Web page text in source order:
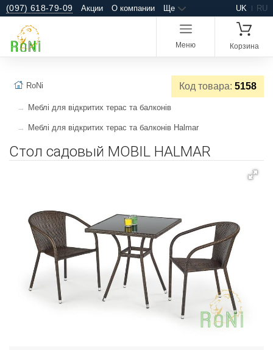
(097) 618-79-09 Акции О компании Ще UK RU
Меню Корзина
Код товара: 5158
RoNi
Меблі для відкритих терас та балконів
Меблі для відкритих терас та балконів Halmar
Стол садовый MOBIL HALMAR